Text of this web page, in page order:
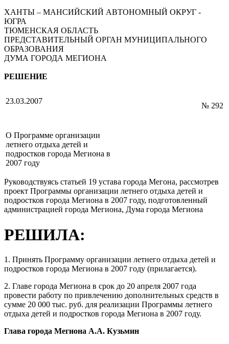
ХАНТЫ – МАНСИЙСКИЙ АВТОНОМНЫЙ ОКРУГ -
ЮГРА
ТЮМЕНСКАЯ ОБЛАСТЬ
ПРЕДСТАВИТЕЛЬНЫЙ ОРГАН МУНИЦИПАЛЬНОГО
ОБРАЗОВАНИЯ
ДУМА ГОРОДА МЕГИОНА
РЕШЕНИЕ
23.03.2007
№ 292
О Программе организации
летнего отдыха детей и
подростков города Мегиона в
2007 году
Руководствуясь статьей 19 устава города Мегона, рассмотрев
проект Программы организации летнего отдыха детей и
подростков города Мегиона в 2007 году, подготовленный
администрацией города Мегиона, Дума города Мегиона
РЕШИЛА:
1. Принять Программу организации летнего отдыха детей и
подростков города Мегиона в 2007 году (прилагается).
2. Главе города Мегиона в срок до 20 апреля 2007 года
провести работу по привлечению дополнительных средств в
сумме 20 000 тыс. руб. для реализации Программы летнего
отдыха детей и подростков города Мегиона в 2007 году.
Глава города Мегиона А.А. Кузьмин